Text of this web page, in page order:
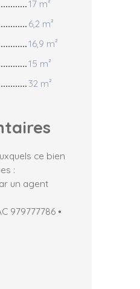
17 m²
6,2 m²
16,9 m²
15 m²
32 m²
ce bien
:
un agent
979777786 •